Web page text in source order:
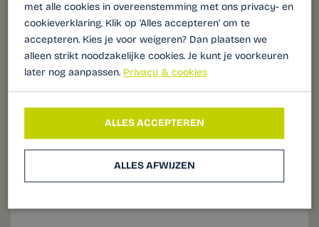
met alle cookies in overeenstemming met ons privacy- en
cookieverklaring. Klik op 'Alles accepteren' om te
accepteren. Kies je voor weigeren? Dan plaatsen we
alleen strikt noodzakelijke cookies. Je kunt je voorkeuren
later nog aanpassen. Privacy & cookies
ALLES ACCEPTEREN
ALLES AFWIJZEN